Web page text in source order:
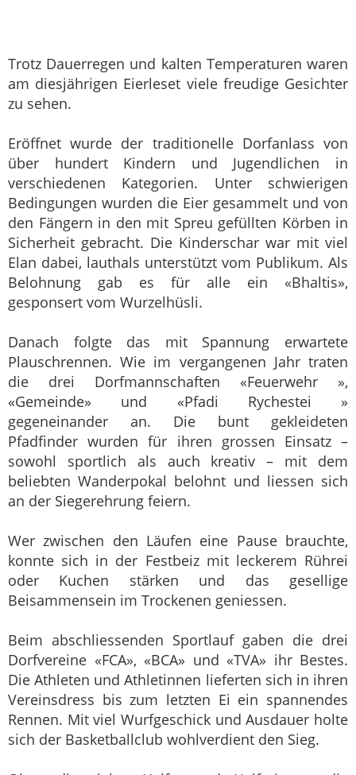
Trotz Dauerregen und kalten Temperaturen waren
am diesjährigen Eierleset viele freudige Gesichter
zu sehen.
Eröffnet wurde der traditionelle Dorfanlass von
über hundert Kindern und Jugendlichen in
verschiedenen Kategorien. Unter schwierigen
Bedingungen wurden die Eier gesammelt und von
den Fängern in den mit Spreu gefüllten Körben in
Sicherheit gebracht. Die Kinderschar war mit viel
Elan dabei, lauthals unterstützt vom Publikum. Als
Belohnung gab es für alle ein «Bhaltis»,
gesponsert vom Wurzelhüsli.
Danach folgte das mit Spannung erwartete
Plauschrennen. Wie im vergangenen Jahr traten
die drei Dorfmannschaften «Feuerwehr »,
«Gemeinde» und «Pfadi Rychestei »
gegeneinander an. Die bunt gekleideten
Pfadfinder wurden für ihren grossen Einsatz –
sowohl sportlich als auch kreativ – mit dem
beliebten Wanderpokal belohnt und liessen sich
an der Siegerehrung feiern.
Wer zwischen den Läufen eine Pause brauchte,
konnte sich in der Festbeiz mit leckerem Rührei
oder Kuchen stärken und das gesellige
Beisammensein im Trockenen geniessen.
Beim abschliessenden Sportlauf gaben die drei
Dorfvereine «FCA», «BCA» und «TVA» ihr Bestes.
Die Athleten und Athletinnen lieferten sich in ihren
Vereinsdress bis zum letzten Ei ein spannendes
Rennen. Mit viel Wurfgeschick und Ausdauer holte
sich der Basketballclub wohlverdient den Sieg.